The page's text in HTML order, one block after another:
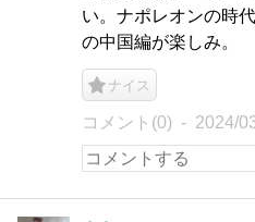
い。ナポレオンの時
の中国編が楽しみ。
ナイス
コメント(0) 2024/